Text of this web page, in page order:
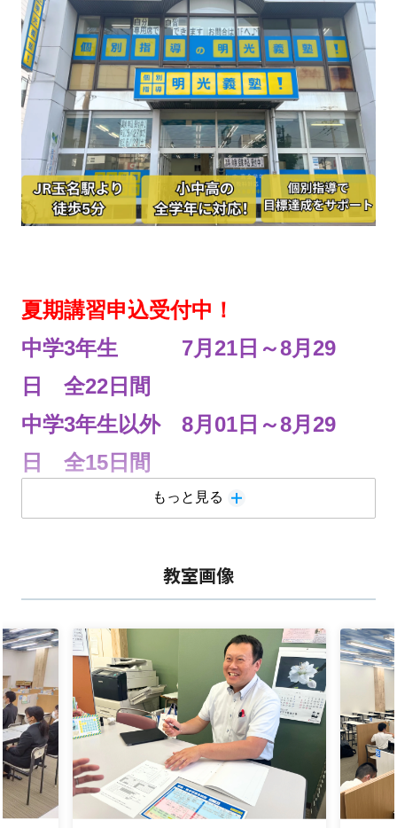
夏期講習申込受付中！
中学3年生 7月21日～8月29
日 全22日間
中学3年生以外 8月01日～8月29
日 全15日間
☆1日6コマ ※1コマ＝90分（小学1～4年生は60分コ
ースあり）
☆受講プランは個別に決めるため、ご予算に合わせたプ
のみ
教室まで直接お電話いただければ、
即対応できます！
≪夏期講習トライアルキャンペーン
≫
もっと見る
教室画像